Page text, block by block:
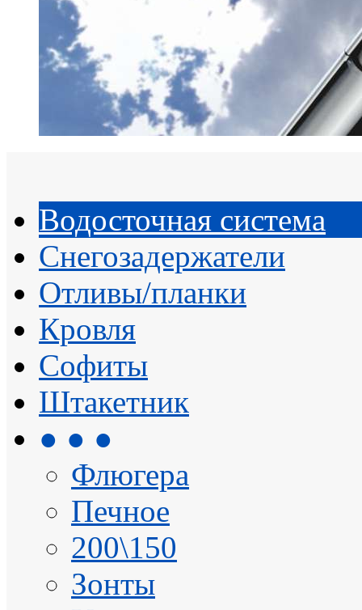
Водосточная система
Снегозадержатели
Отливы/планки
Кровля
Софиты
Штакетник
● ● ●
Флюгера
Печное
200\150
Зонты